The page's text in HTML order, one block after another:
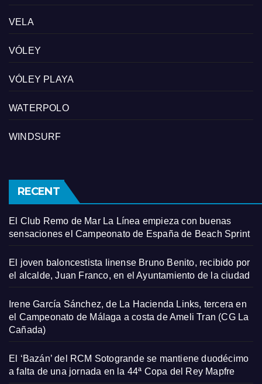
VELA
VÓLEY
VÓLEY PLAYA
WATERPOLO
WINDSURF
RECENT
El Club Remo de Mar La Línea empieza con buenas
sensaciones el Campeonato de España de Beach Sprint
El joven baloncestista linense Bruno Benito, recibido por
el alcalde, Juan Franco, en el Ayuntamiento de la ciudad
Irene García Sánchez, de La Hacienda Links, tercera en
el Campeonato de Málaga a costa de Ameli Tran (CG La
Cañada)
El ‘Bazán’ del RCM Sotogrande se mantiene duodécimo
a falta de una jornada en la 44ª Copa del Rey Mapfre